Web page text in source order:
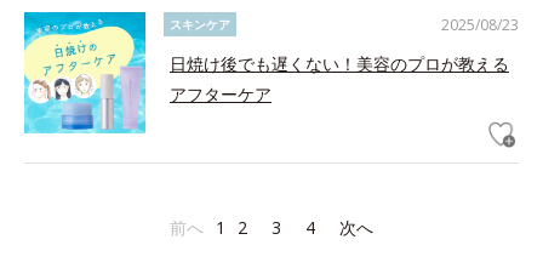
2025/08/23
スキンケア
日焼け後でも遅くない！美容のプロが教える
アフターケア
前へ 1 2 3 4 次へ